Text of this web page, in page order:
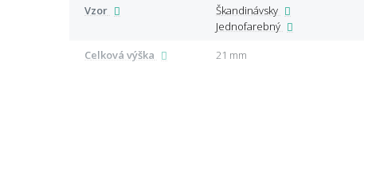
Vzor
Škandinávsky
Jednofarebný
Celková výška
21 mm